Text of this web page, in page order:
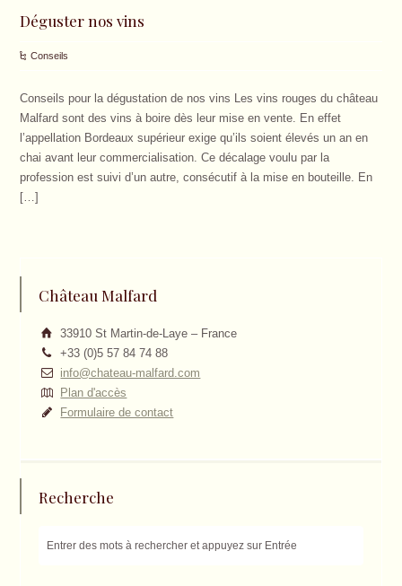
Déguster nos vins
Conseils
Conseils pour la dégustation de nos vins Les vins rouges du château
Malfard sont des vins à boire dès leur mise en vente. En effet
l’appellation Bordeaux supérieur exige qu’ils soient élevés un an en
chai avant leur commercialisation. Ce décalage voulu par la
profession est suivi d’un autre, consécutif à la mise en bouteille. En
[…]
Château Malfard
33910 St Martin-de-Laye – France
+33 (0)5 57 84 74 88
info@chateau-malfard.com
Plan d'accès
Formulaire de contact
Recherche